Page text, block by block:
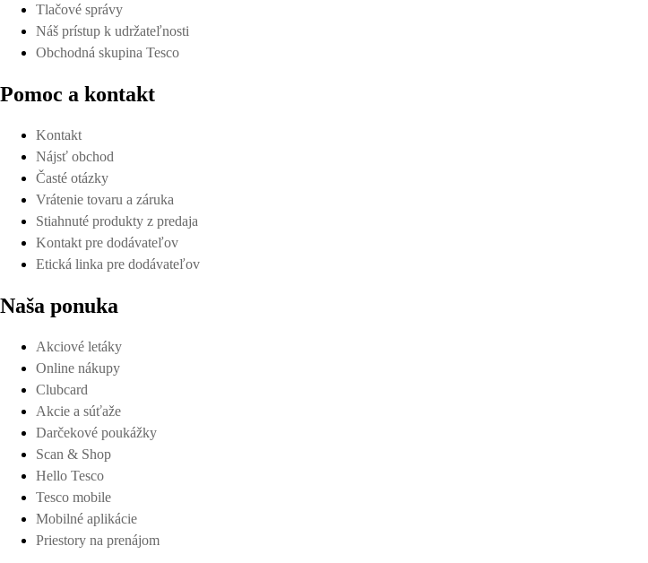
Tlačové správy
Náš prístup k udržateľnosti
Obchodná skupina Tesco
Pomoc a kontakt
Kontakt
Nájsť obchod
Časté otázky
Vrátenie tovaru a záruka
Stiahnuté produkty z predaja
Kontakt pre dodávateľov
Etická linka pre dodávateľov
Naša ponuka
Akciové letáky
Online nákupy
Clubcard
Akcie a súťaže
Darčekové poukážky
Scan & Shop
Hello Tesco
Tesco mobile
Mobilné aplikácie
Priestory na prenájom